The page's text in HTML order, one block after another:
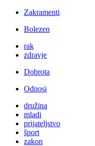
Zakramenti
Bolezen
rak
zdravje
Dobrota
Odnosi
družina
mladi
prijateljstvo
šport
zakon